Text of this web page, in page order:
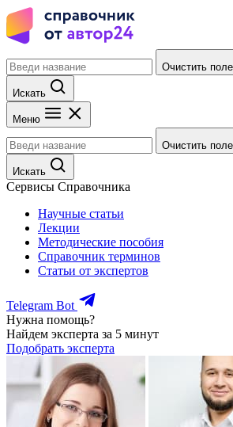
Очистить
Искать
Меню
Очистить
Искать
Сервисы Справочника
Научные статьи
Лекции
Методические пособия
Справочник терминов
Статьи от экспертов
Telegram Bot
Нужна помощь?
Найдем эксперта за 5 минут
Подобрать эксперта